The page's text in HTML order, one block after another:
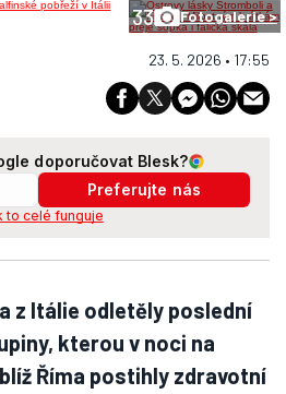
33 Fotogalerie >
23. 5. 2026 • 17:55
doporučovat Blesk?
Preferujte nás
to celé funguje
z Itálie odletěly poslední
kterou v noci na
Říma postihly zdravotní